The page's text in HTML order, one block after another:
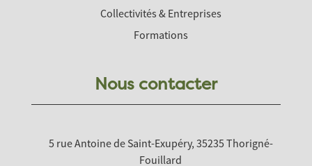
Collectivités & Entreprises
Formations
Nous contacter
5 rue Antoine de Saint-Exupéry, 35235 Thorigné-
Fouillard